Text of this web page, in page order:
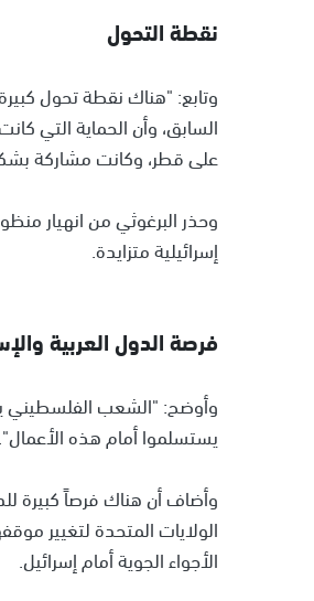
نقطة التحول
وتابع: "هناك نقطة تحول
السابق، وأن الحماية التي
على قطر، وكانت مشاركة
وحذر البرغوثي من انهيار
إسرائيلية متزايدة.
فرصة الدول العربية
وأوضح: "الشعب الفلسطيني
يستسلموا أمام هذه الأعمال".
وأضاف أن هناك فرصاً كبيرة
الولايات المتحدة لتغيير
الأجواء الجوية أمام إسرائيل.